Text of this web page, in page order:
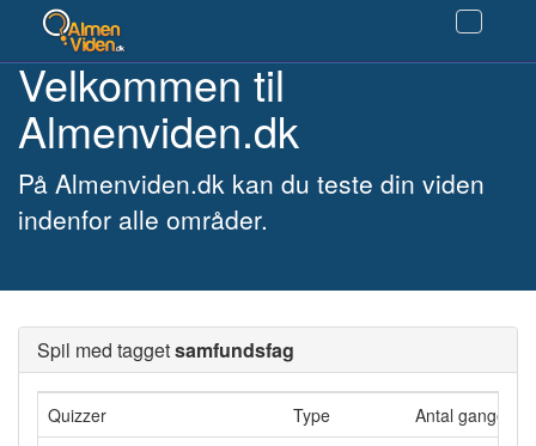
Velkommen til
Almenviden.dk
På Almenviden.dk kan du teste din viden
indenfor alle områder.
Spil med taggetsamfundsfag
Quizzer Type
Antal gange